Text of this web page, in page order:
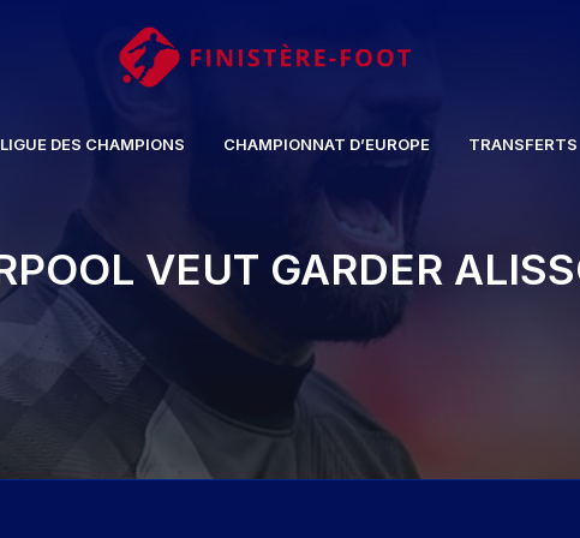
LIGUE DES CHAMPIONS CHAMPIONNAT D’EUROPE TRANSFERTS
VEUT GARDER